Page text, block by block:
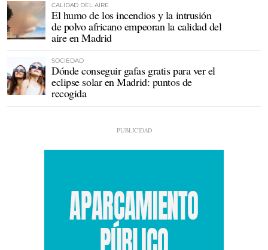
CALIDAD DEL AIRE
El humo de los incendios y la intrusión
de polvo africano empeoran la calidad del
aire en Madrid
SOCIEDAD
Dónde conseguir gafas gratis para ver el
eclipse solar en Madrid: puntos de
recogida